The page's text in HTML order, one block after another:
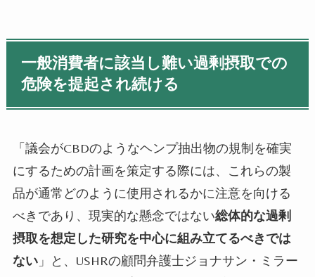
一般消費者に該当し難い過剰摂取での
危険を提起され続ける
「議会がCBDのようなヘンプ抽出物の規制を確実
にするための計画を策定する際には、これらの製
品が通常どのように使用されるかに注意を向ける
べきであり、現実的な懸念ではない総体的な過剰
摂取を想定した研究を中心に組み立てるべきでは
ない」と、 USHRの顧問弁護士ジョナサン・ミラー